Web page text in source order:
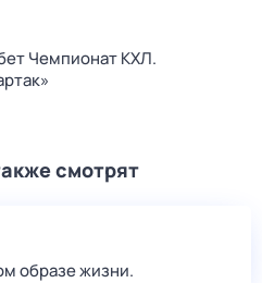
Чемпионат КХЛ.
смотрят
образе жизни.